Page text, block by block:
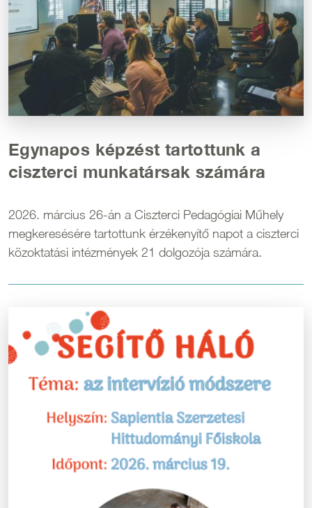
Egynapos képzést tartottunk a
ciszterci munkatársak számára
2026. március 26-án a Ciszterci Pedagógiai Műhely
megkeresésére tartottunk érzékenyítő napot a ciszterci
közoktatási intézmények 21 dolgozója számára.